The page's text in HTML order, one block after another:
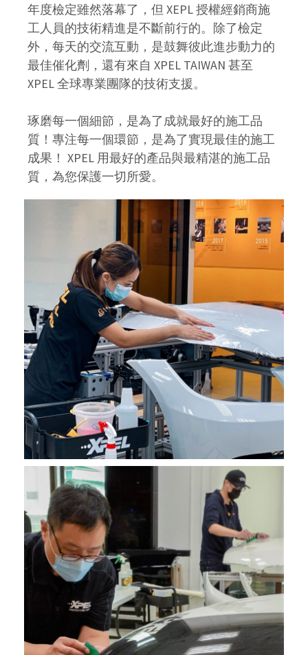
年度檢定雖然落幕了，但 XEPL 授權經銷商施
工人員的技術精進是不斷前行的。除了檢定
外，每天的交流互動，是鼓舞彼此進步動力的
最佳催化劑，還有來自 XPEL TAIWAN 甚至
XPEL 全球專業團隊的技術支援。
琢磨每一個細節，是為了成就最好的施工品
質！專注每一個環節，是為了實現最佳的施工
成果！ XPEL 用最好的產品與最精湛的施工品
質，為您保護一切所愛。